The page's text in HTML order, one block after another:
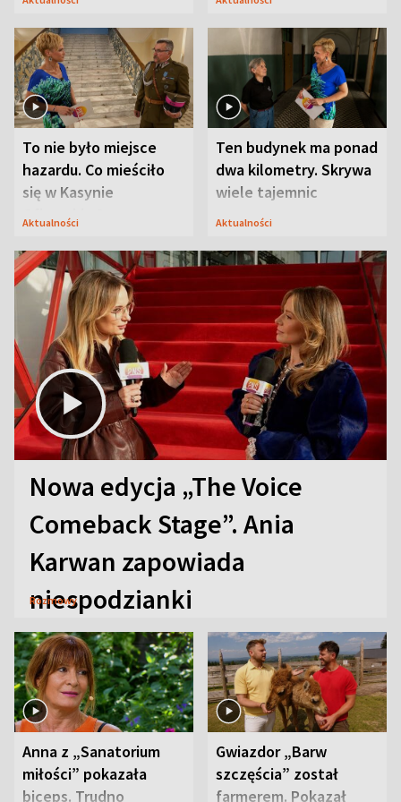
To nie było miejsce
hazardu. Co mieściło
się w Kasynie
Oficerskim?
Aktualności
Ten budynek ma ponad
dwa kilometry. Skrywa
wiele tajemnic
Aktualności
Nowa edycja „The Voice
Comeback Stage”. Ania
Karwan zapowiada
niespodzianki
Rozmowy
Anna z „Sanatorium
miłości” pokazała
biceps. Trudno
Gwiazdor „Barw
szczęścia” został
farmerem. Pokazał